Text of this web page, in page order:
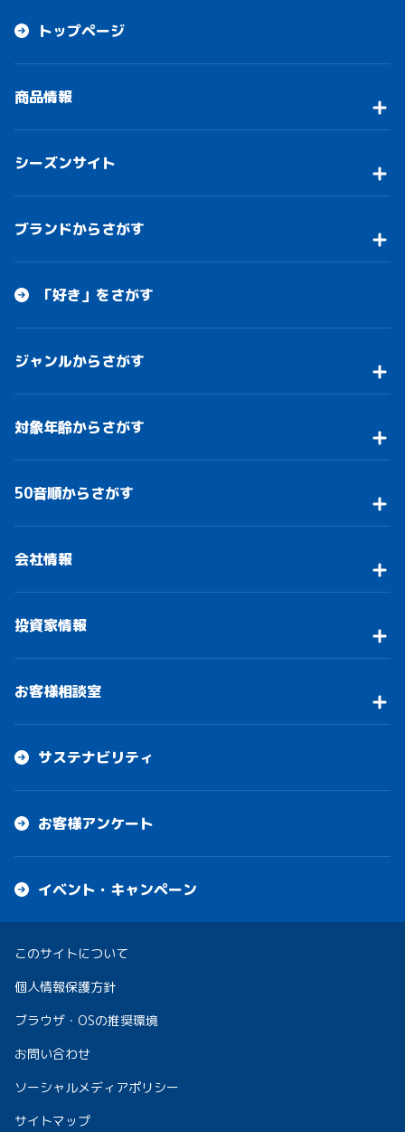
トップページ
商品情報
シーズンサイト
ブランドからさがす
「好き」をさがす
ジャンルからさがす
対象年齢からさがす
50音順からさがす
会社情報
投資家情報
お客様相談室
サステナビリティ
お客様アンケート
イベント・キャンペーン
このサイトについて
個人情報保護方針
ブラウザ・OSの推奨環境
お問い合わせ
ソーシャルメディアポリシー
サイトマップ